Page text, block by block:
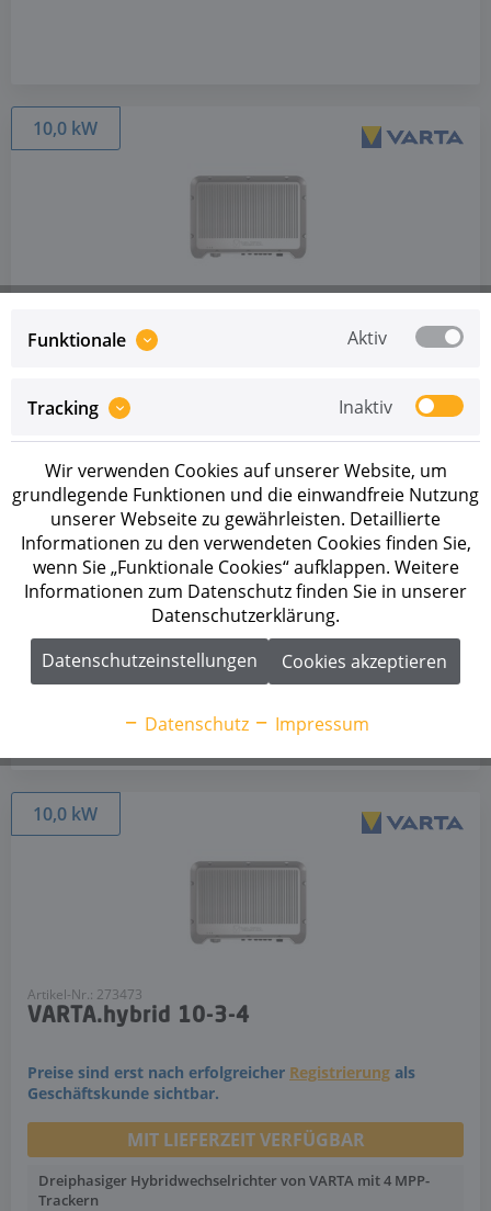
10,0 kW
VARTA.hybrid 10-3-2
Geschäftskunde sichtbar.
Dreiphasiger Hybridwechselrichter von VARTA mit 2 MPP-
Trackern
10,0 kW
Artikel-Nr.: 273473
VARTA.hybrid 10-3-4
Preise sind erst nach erfolgreicher Registrierung als
Geschäftskunde sichtbar.
MIT LIEFERZEIT VERFÜGBAR
Dreiphasiger Hybridwechselrichter von VARTA mit 4 MPP-
Trackern
Funktionale Aktiv
Tracking Inaktiv
Wir verwenden Cookies auf unserer Website, um
grundlegende Funktionen und die einwandfreie Nutzung
unserer Webseite zu gewährleisten. Detaillierte
Informationen zu den verwendeten Cookies finden Sie,
wenn Sie „Funktionale Cookies“ aufklappen. Weitere
Informationen zum Datenschutz finden Sie in unserer
Datenschutzerklärung.
Datenschutzeinstellungen
Cookies akzeptieren
Datenschutz Impressum